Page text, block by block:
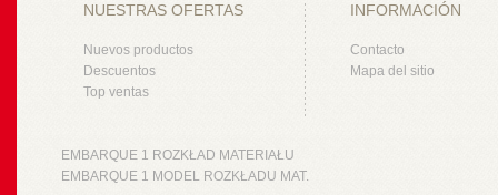
NUESTRAS OFERTAS
Nuevos productos
Descuentos
Top ventas
INFORMACIÓN
Contacto
Mapa del sitio
EMBARQUE 1 ROZKŁAD MATERIAŁU
EMBARQUE 1 MODEL ROZKŁADU MAT.